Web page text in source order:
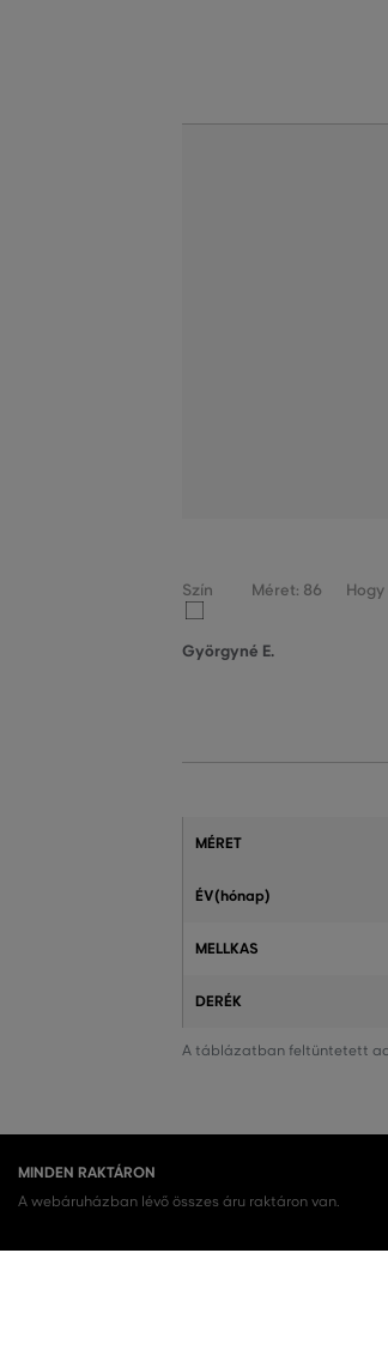
Szín Méret: 86
Györgyné E.
A táblázatban feltüntetett
MÉRET
ÉV(hónap)
MELLKAS
DERÉK
MINDEN RAKTÁRON
A webáruházban lévő összes áru raktáron van.